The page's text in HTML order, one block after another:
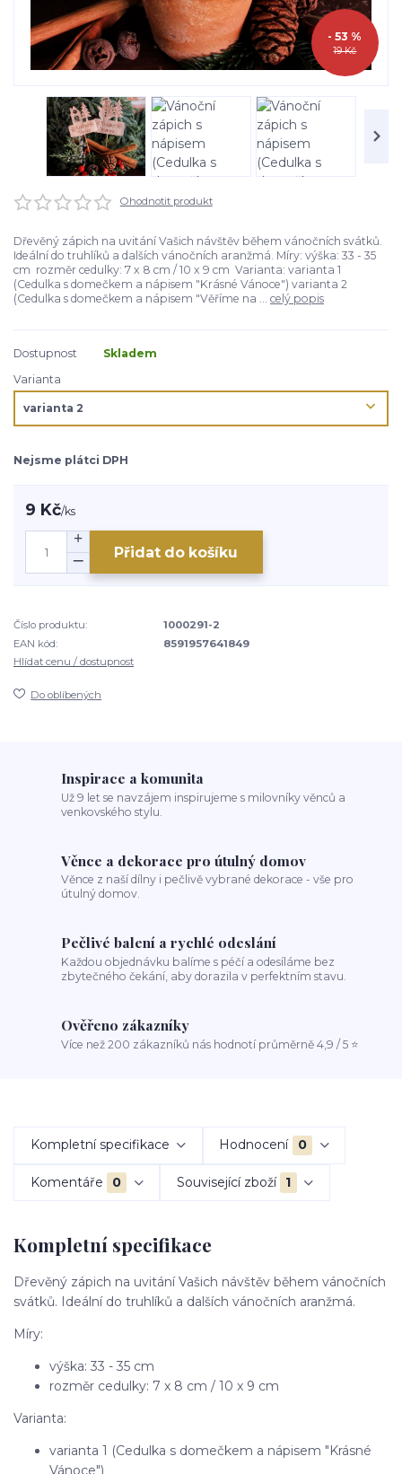
19 Kč
- 53 %
Ohodnotit produkt
Dřevěný zápich na uvitání Vašich návštěv během vánočních svátků.
Ideální do truhlíků a dalších vánočních aranžmá. Míry: výška: 33 - 35
cm rozměr cedulky: 7 x 8 cm / 10 x 9 cm Varianta: varianta 1
(Cedulka s domečkem a nápisem "Krásné Vánoce") varianta 2
(Cedulka s domečkem a nápisem "Věříme na ... celý popis
Dostupnost
Skladem
Varianta
Nejsme plátci DPH
9 Kč/ks
Přidat do košíku
Číslo produktu:
1000291-2
EAN kód:
8591957641849
Hlídat cenu / dostupnost
Do oblíbených
Inspirace a komunita
Už 9 let se navzájem inspirujeme s milovníky věnců a
venkovského stylu.
Věnce a dekorace pro útulný domov
Věnce z naší dílny i pečlivě vybrané dekorace - vše pro
útulný domov.
Pečlivé balení a rychlé odeslání
Každou objednávku balíme s péčí a odesíláme bez
zbytečného čekání, aby dorazila v perfektním stavu.
Ověřeno zákazníky
Více než 200 zákazníků nás hodnotí průměrně 4,9 / 5 ⭐
Kompletní specifikace Hodnocení 0
Komentáře 0 Související zboží 1
Kompletní specifikace
Dřevěný zápich na uvitání Vašich návštěv během vánočních
svátků. Ideální do truhlíků a dalších vánočních aranžmá.
Míry:
výška: 33 - 35 cm
rozměr cedulky: 7 x 8 cm / 10 x 9 cm
Varianta:
varianta 1 (Cedulka s domečkem a nápisem "Krásné
Vánoce")